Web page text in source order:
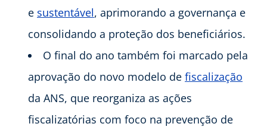
e sustentável, aprimorando a governança e
consolidando a proteção dos beneficiários.
O final do ano também foi marcado pela
aprovação do novo modelo de fiscalização
da ANS, que reorganiza as ações
fiscalizatórias com foco na prevenção de